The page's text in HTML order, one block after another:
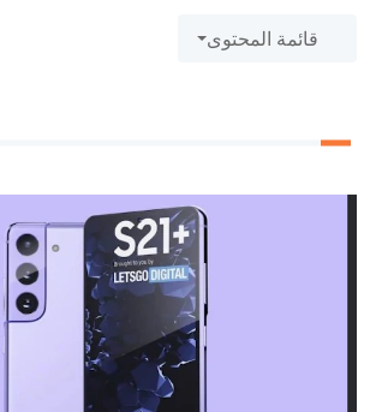
قائمة المحتوى